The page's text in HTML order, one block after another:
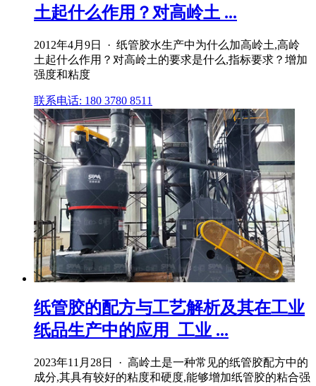
土起什么作用？对高岭土 ...
2012年4月9日 · 纸管胶水生产中为什么加高岭土,高岭
土起什么作用？对高岭土的要求是什么,指标要求？增加
强度和粘度
联系电话: 180 3780 8511
纸管胶的配方与工艺解析及其在工业
纸品生产中的应用_工业 ...
2023年11月28日 · 高岭土是一种常见的纸管胶配方中的
成分,其具有较好的粘度和硬度,能够增加纸管胶的粘合强